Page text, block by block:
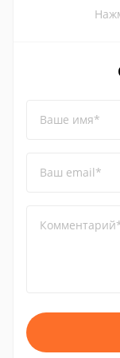
Ваше имя*
Ваш email*